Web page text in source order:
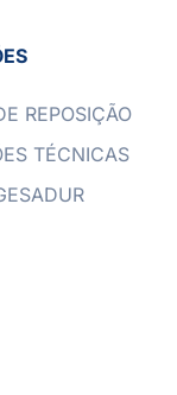
REPOSIÇÃO
TÉCNICAS